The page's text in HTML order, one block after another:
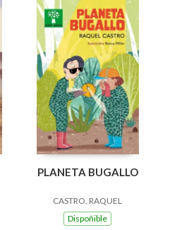
PLANETA BUGALLO
CASTRO, RAQUEL
Dispoñible